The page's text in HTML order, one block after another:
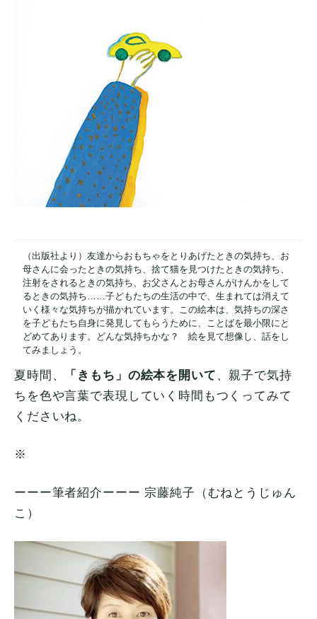
（出版社より）友達からおもちゃをとりあげたときの気持ち、お
母さんに会ったときの気持ち、捨て猫を見つけたときの気持ち、
注射をされるときの気持ち、お父さんとお母さんがけんかをして
るときの気持ち……子どもたちの生活の中で、生まれては消えて
いく様々な気持ちが描かれています。この絵本は、気持ちの深さ
を子どもたち自身に発見してもらうために、ことばを最小限にと
どめてあります。どんな気持ちかな？ 絵を見て想像し、話をし
てみましょう。
夏時間、 「きもち」の絵本を開いて 、親子で気持
ちを色や言葉で表現していく時間もつくってみて
くださいね。
※
ーーー筆者紹介ーーー 宗藤純子（むねとうじゅん
こ）